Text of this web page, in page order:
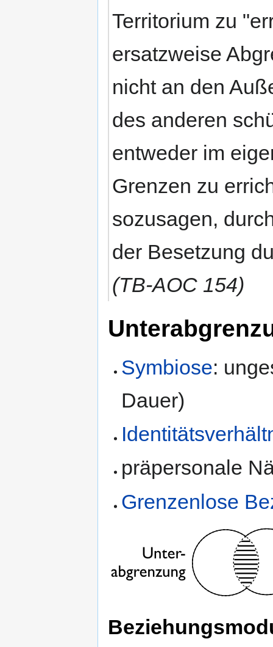
Territorium zu
ersatzweise
nicht an den
des anderen
entweder im
Grenzen zu
sozusagen,
der Besetzung
(TB-AOC 154)
Symbiose:
Dauer)
präpersonale
Grenzenlose